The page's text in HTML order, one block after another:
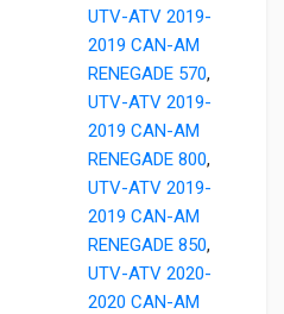
UTV-ATV 2019-
2019 CAN-AM
RENEGADE 570,
UTV-ATV 2019-
2019 CAN-AM
RENEGADE 800,
UTV-ATV 2019-
2019 CAN-AM
RENEGADE 850,
UTV-ATV 2020-
2020 CAN-AM